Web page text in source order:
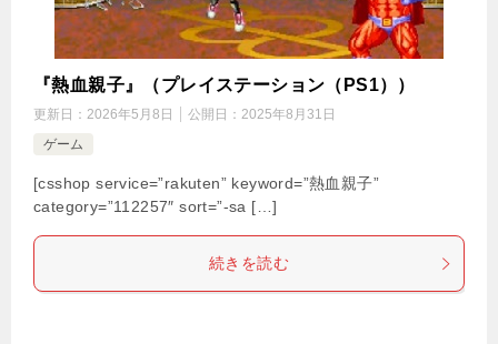
『熱血親子』（プレイステーション（PS1））
更新日： 2026年5月8日 公開日： 2025年8月31日
ゲーム
[csshop service=”rakuten” keyword=”熱血親子”
category=”112257″ sort=”-sa […]
続きを読む